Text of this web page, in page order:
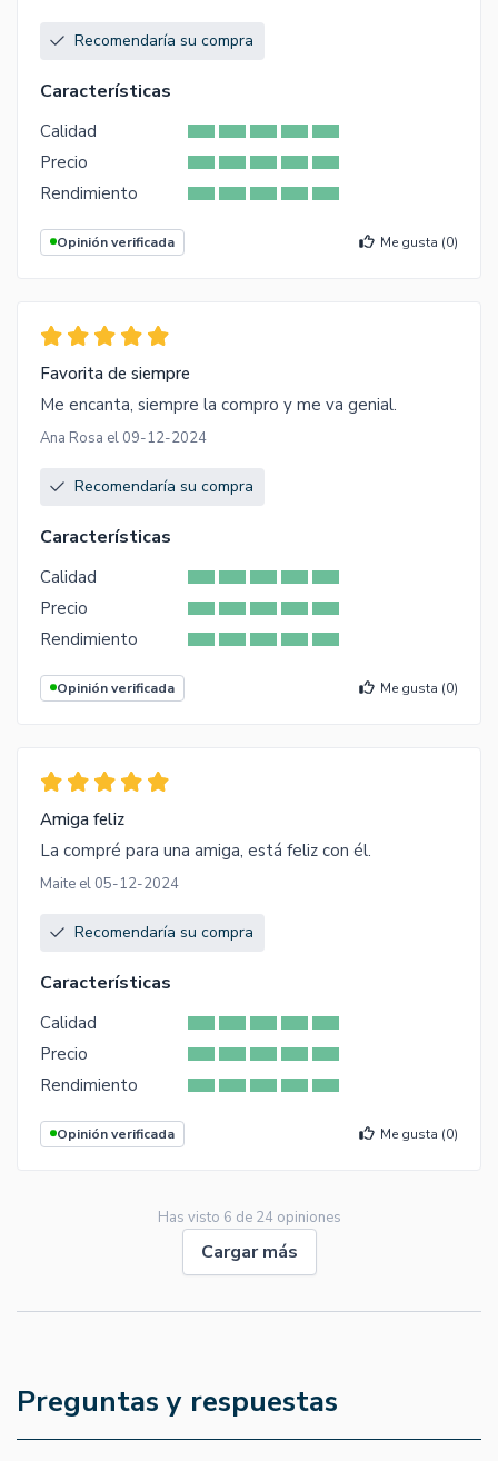
Recomendaría su compra
Características
Calidad
Precio
Rendimiento
Opinión verificada Me gusta (0)
Favorita de siempre
Me encanta, siempre la compro y me va genial.
Ana Rosa el 09-12-2024
Recomendaría su compra
Características
Calidad
Precio
Rendimiento
Opinión verificada Me gusta (0)
Amiga feliz
La compré para una amiga, está feliz con él.
Maite el 05-12-2024
Recomendaría su compra
Características
Calidad
Precio
Rendimiento
Opinión verificada Me gusta (0)
Has visto 6 de 24opiniones
Cargar más
Preguntas y respuestas